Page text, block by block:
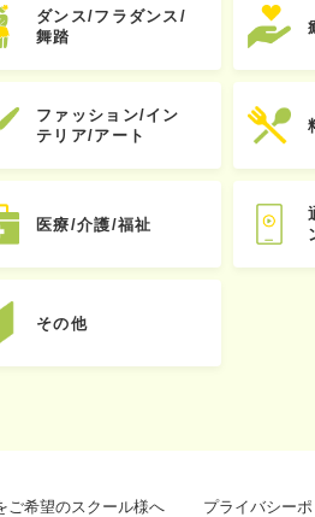
ダンス/フラダンス/
舞踏
ファッション/イン
テリア/アート
医療/介護/福祉
その他
ご希望のスクール様へ プライバシー